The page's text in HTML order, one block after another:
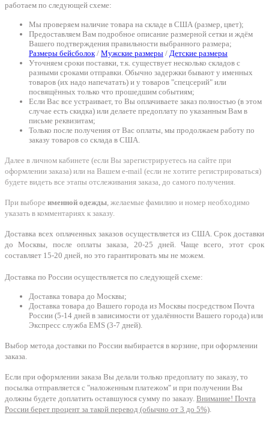
работаем по следующей схеме:
Мы проверяем наличие товара на складе в США (размер, цвет);
Предоставляем Вам подробное описание размерной сетки и ждём
Вашего подтверждения правильности выбранного размера;
Размеры бейсболок/ Мужские размеры / Детские размеры
Уточняем сроки поставки, т.к. существует несколько складов с
разными сроками отправки. Обычно задержки бывают у именных
товаров (их надо напечатать) и у товаров "спецсерий" или
посвящённых только что прошедшим событиям;
Если Вас все устраивает, то Вы оплачиваете заказ полностью (в этом
случае есть скидка) или делаете предоплату по указанным Вам в
письме реквизитам;
Только после получения от Вас оплаты, мы продолжаем работу по
заказу товаров со склада в США.
Далее в личном кабинете (если Вы зарегистрируетесь на сайте при
оформлении заказа) или на Вашем e-mail (если не хотите регистрироваться)
будете видеть все этапы отслеживания заказа, до самого получения.
При выборе именной одежды, желаемые фамилию и номер необходимо
указать в комментариях к заказу.
Доставка всех оплаченных заказов осуществляется из США. Срок доставки
до Москвы, после оплаты заказа, 20-25 дней. Чаще всего, этот срок
составляет 15-20 дней, но это гарантировать мы не можем.
Доставка по России осуществляется по следующей схеме:
Доставка товара до Москвы;
Доставка товара до Вашего города из Москвы посредством Почта
России (5-14 дней в зависимости от удалённости Вашего города) или
Экспресс служба EMS (3-7 дней).
Выбор метода доставки по России выбирается в корзине, при оформлении
заказа.
Если при оформлении заказа Вы делали только предоплату по заказу, то
посылка отправляется с "наложенным платежом" и при получении Вы
должны будете доплатить оставшуюся сумму по заказу. Внимание! Почта
России берет процент за такой перевод (обычно от 3 до 5%).